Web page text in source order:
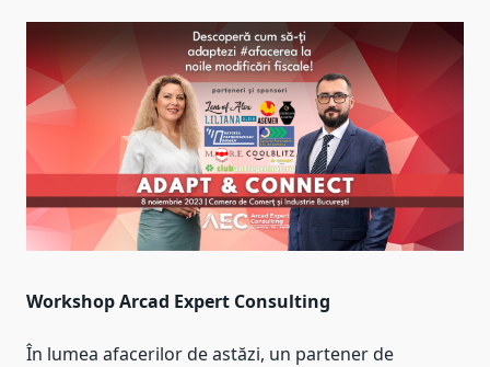
Workshop Arcad Expert Consulting
În lumea afacerilor de astăzi, un partener de